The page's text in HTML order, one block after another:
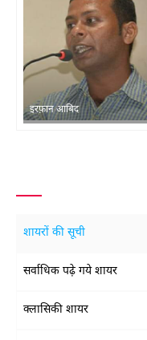
इरफ़ान आबिद
शायरों की सूची
सर्वाधिक पढ़े गये शायर
क्लासिकी शायर